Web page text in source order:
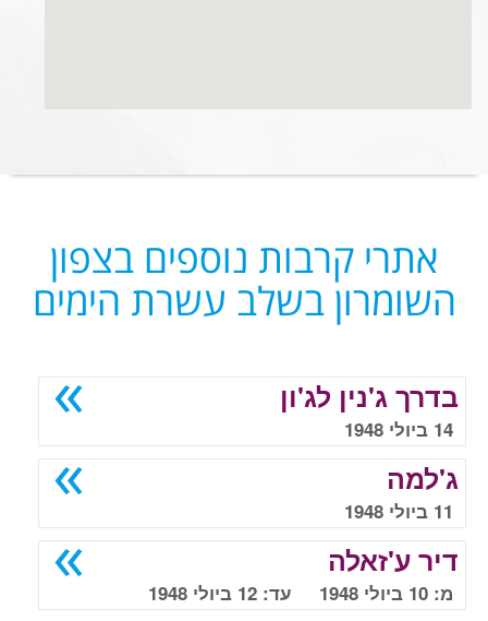
אתרי קרבות נוספים בצפון
השומרון בשלב עשרת הימים
בדרך ג'נין לג'ון
14 ביולי 1948
ג'למה
11 ביולי 1948
דיר ע'זאלה
מ: 10 ביולי 1948 עד: 12 ביולי 1948